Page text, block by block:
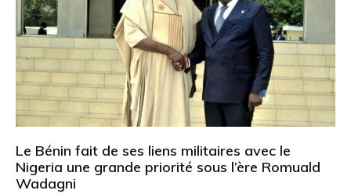
Le Bénin fait de ses liens militaires avec le
Nigeria une grande priorité sous l’ère Romuald
Wadagni